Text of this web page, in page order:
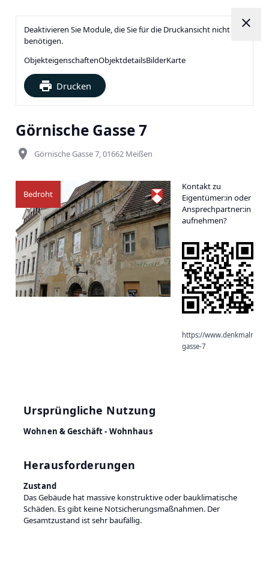
Deaktivieren Sie Module, die Sie für die Druckansicht nicht
benötigen.
ObjekteigenschaftenObjektdetailsBilderKarte
print Drucken
close
Görnische Gasse 7
place Görnische Gasse 7, 01662 Meißen
Bedroht
Kontakt zu
Eigentümer:in oder
Ansprechpartner:in
aufnehmen?
https://
gasse-7
Ursprüngliche Nutzung
Wohnen & Geschäft - Wohnhaus
Herausforderungen
Zustand
Das Gebäude hat massive konstruktive oder bauklimatische
Schäden. Es gibt keine Notsicherungsmaßnahmen. Der
Gesamtzustand ist sehr baufällig.